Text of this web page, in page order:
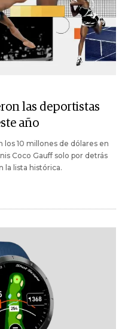
las deportistas
año
los 10 millones de dólares en
Coco Gauff solo por detrás
la lista histórica.